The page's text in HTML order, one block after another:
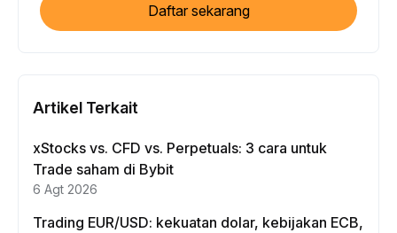
Daftar sekarang
Artikel Terkait
xStocks vs. CFD vs. Perpetuals: 3 cara untuk
Trade saham di Bybit
6 Agt 2026
Trading EUR/USD: kekuatan dolar, kebijakan ECB,